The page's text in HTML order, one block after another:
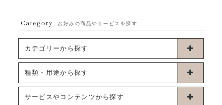
Category お好みの商品やサービスを探す
カテゴリーから探す
卓上タイプバルーン
種類・用途から探す
お誕生日
サービスやコンテンツから探す